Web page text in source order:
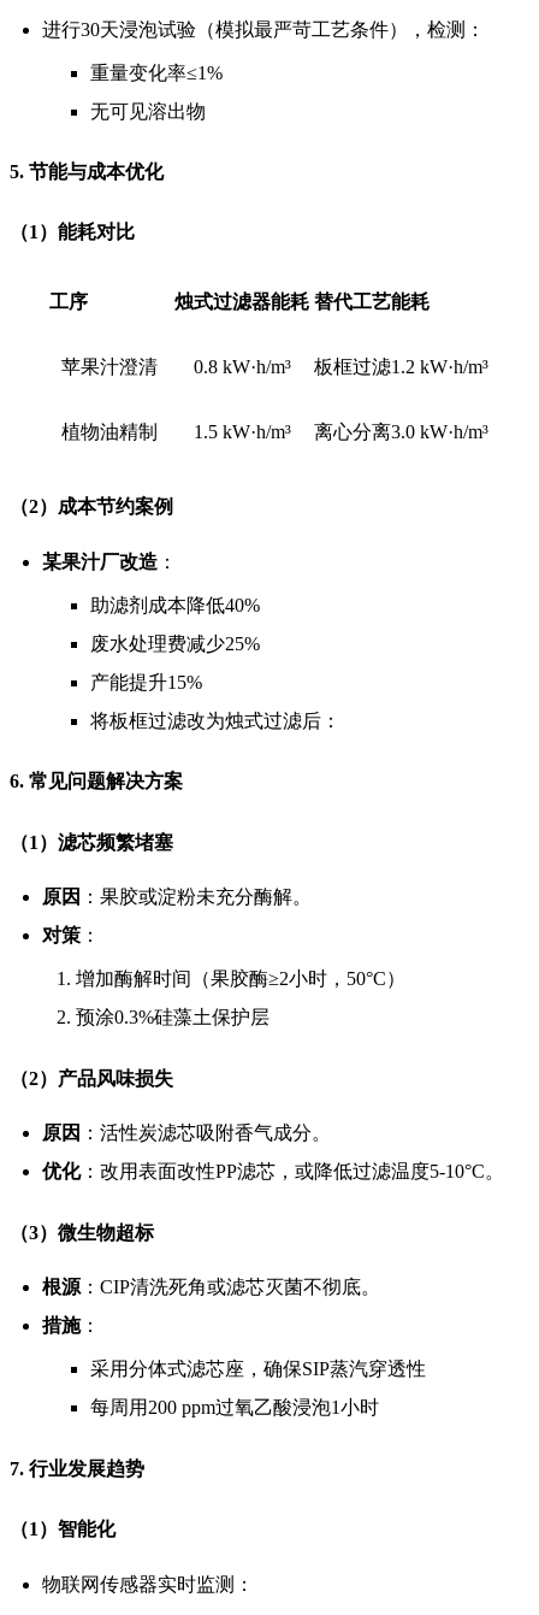
进行30天浸泡试验（模拟最严苛工艺条件），检测：
重量变化率≤1%
无可见溶出物
5. 节能与成本优化
（1）能耗对比
工序 烛式过滤器能耗 替代工艺能耗
苹果汁澄清 0.8 kW·h/m³ 板框过滤1.2 kW·h/m³
植物油精制 1.5 kW·h/m³ 离心分离3.0 kW·h/m³
（2）成本节约案例
某果汁厂改造 ：
助滤剂成本降低40%
废水处理费减少25%
产能提升15%
将板框过滤改为烛式过滤后：
6. 常见问题解决方案
（1）滤芯频繁堵塞
原因 ：果胶或淀粉未充分酶解。
对策 ：
增加酶解时间（果胶酶≥2小时，50°C）
预涂0.3%硅藻土保护层
（2）产品风味损失
原因 ：活性炭滤芯吸附香气成分。
优化：改用表面改性PP滤芯，或降低过滤温度5-10°C。
（3）微生物超标
根源 ：CIP清洗死角或滤芯灭菌不彻底。
措施：
采用分体式滤芯座，确保SIP蒸汽穿透性
每周用200 ppm过氧乙酸浸泡1小时
7. 行业发展趋势
（1）智能化
物联网传感器实时监测：